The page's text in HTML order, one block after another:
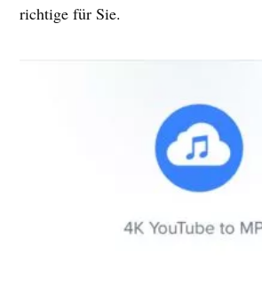
richtige für Sie.